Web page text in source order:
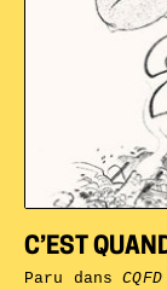
C’EST
Paru dansCQFD